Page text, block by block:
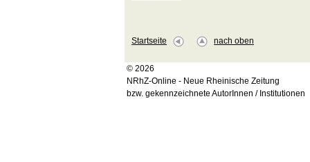
Startseite nach oben
© 2026
NRhZ-Online - Neue Rheinische Zeitung
bzw. gekennzeichnete AutorInnen / Institutionen